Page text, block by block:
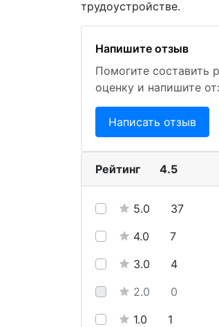
трудоустройстве.
Напишите отзыв
Помогите составить
оценку и напишите
Написать отзыв
Рейтинг 4.5
5.0
37
4.0
7
3.0
4
2.0
0
1.0
1